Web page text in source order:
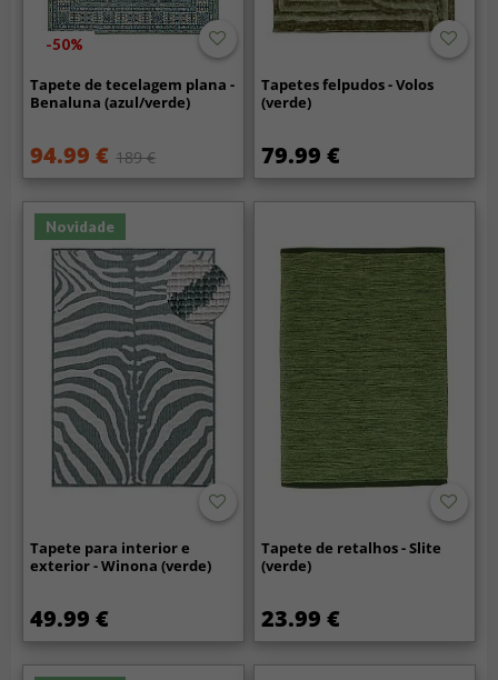
-50%
Tapete de tecelagem plana -
Benaluna (azul/verde)
94.99 € 189 €
Tapetes felpudos - Volos
(verde)
79.99 €
Novidade
Tapete para interior e
exterior - Winona (verde)
49.99 €
Tapete de retalhos - Slite
(verde)
23.99 €